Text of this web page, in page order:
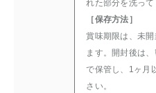
れた部分を洗って
［保存方法］
賞味期限は、未
ます。開封後は
で保管し、1ヶ月
さい。